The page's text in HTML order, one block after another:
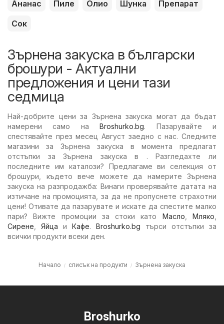
Ананас
Пиле Олио Шунка
Препарат
Сок
Зърнена закуска в български
брошури - Актуални
предложения и цени тази
седмица
Най-добрите цени за Зърнена закуска могат да бъдат
намерени само наBroshurko.bg. Пазарувайте и
спестявайте през месец Август заедно с нас. Следните
магазини за Зърнена закуска в момента предлагат
отстъпки за Зърнена закуска в . Разгледахте ли
последните им каталози? Предлагаме ви селекция от
брошури, където вече можете да намерите Зърнена
закуска на разпродажба: Винаги проверявайте датата на
изтичане на промоцията, за да не пропуснете страхотни
цени! Отивате да пазарувате и искате да спестите малко
пари? Вижте промоции за стоки като Масло ,Мляко
Сирене
Яйца и Кафе. Broshurko.bg търси отстъпки за
всички продукти всеки ден.
Начало списък на продукти Зърнена закуска
Broshurko